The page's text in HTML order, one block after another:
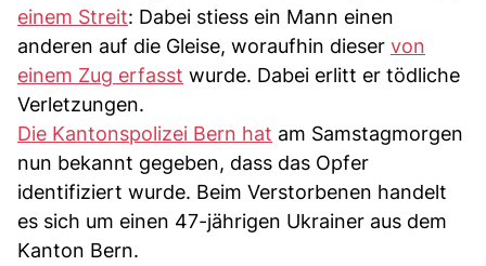
einem Streit: Dabei stiess ein Mann einen
anderen auf die Gleise, woraufhin dieser von
einem Zug erfasst wurde. Dabei erlitt er tödliche
Verletzungen.
Die Kantonspolizei Bern hat am Samstagmorgen
nun bekannt gegeben, dass das Opfer
identifiziert wurde. Beim Verstorbenen handelt
es sich um einen 47-jährigen Ukrainer aus dem
Kanton Bern.